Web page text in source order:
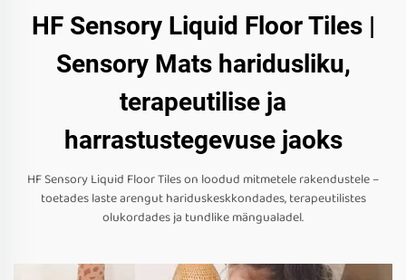
HF Sensory Liquid Floor Tiles |
Sensory Mats haridusliku,
terapeutilise ja
harrastustegevuse jaoks
HF Sensory Liquid Floor Tiles on loodud mitmetele rakendustele –
toetades laste arengut hariduskeskkondades, terapeutilistes
olukordades ja tundlike mängualadel.